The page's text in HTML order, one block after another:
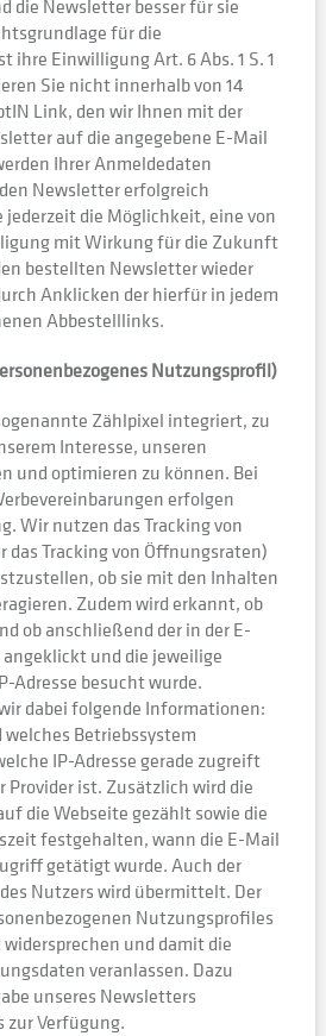
die Newsletter besser für sie
für die
ihre Einwilligung Art. 6 Abs. 1 S. 1
Sie nicht innerhalb von 14
Link, den wir Ihnen mit der
auf die angegebene E-Mail
Ihrer Anmeldedaten
Newsletter erfolgreich
jederzeit die Möglichkeit, eine von
mit Wirkung für die Zukunft
bestellten Newsletter wieder
Anklicken der hierfür in jedem
Abbestelllinks.
Nutzungsprofil)
Zählpixel integriert, zu
Interesse, unseren
und optimieren zu können. Bei
erfolgen
Wir nutzen das Tracking von
das Tracking von Öffnungsraten)
ob sie mit den Inhalten
Zudem wird erkannt, ob
ob anschließend der in der E-
und die jeweilige
Adresse besucht wurde.
dabei folgende Informationen:
Betriebssystem
IP-Adresse gerade zugreift
Provider ist. Zusätzlich wird die
die Webseite gezählt sowie die
festgehalten, wann die E-Mail
getätigt wurde. Auch der
Nutzers wird übermittelt. Der
Nutzungsprofiles
und damit die
veranlassen. Dazu
unseres Newsletters
zur Verfügung.